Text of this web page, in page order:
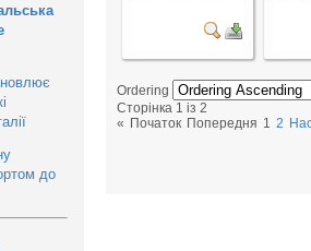
до
Ordering
Сторінка 1 із 2
« Початок Попередня 1 2